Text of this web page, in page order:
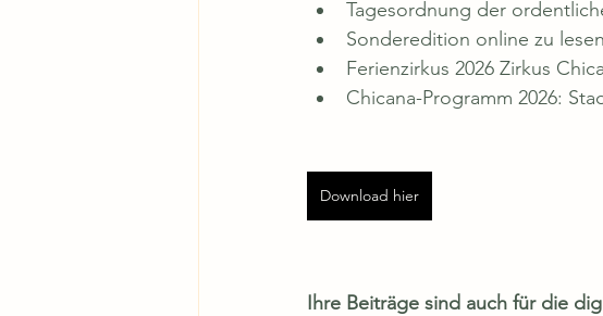
Tagesordnung der
Sonderedition online zu lesen
Ferienzirkus 2026 Zirkus
Chicana-Programm 2026:
Download hier
Ihre Beiträge sind auch für die